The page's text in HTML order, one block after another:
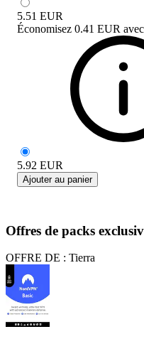
5.51 EUR
Économisez 0.41 EUR avec
5.92 EUR
Ajouter au panier
Offres de packs
OFFRE DE : Tierra